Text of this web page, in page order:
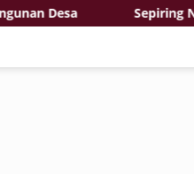
Desa Sepiring Nasi